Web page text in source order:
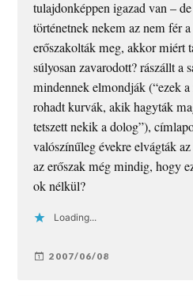
tulajdonképpen igazad van –
történetnek nekem az nem fér
erőszakolták meg, akkor miért
súlyosan zavarodott? rászállt a
mindennek elmondják (“ezek
rohadt kurvák, akik hagyták
tetszett nekik a dolog”),
valószínűleg évekre elvágták
az erőszak még mindig, hogy
ok nélkül?
Loading...
2007/06/08